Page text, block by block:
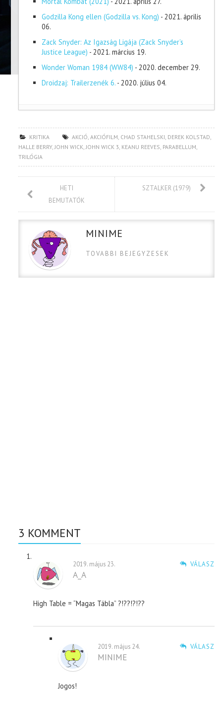
Godzilla Kong ellen (Godzilla vs. Kong) - 2021. április
06.
Zack Snyder: Az Igazság Ligája (Zack Snyder’s
Justice League) - 2021. március 19.
Wonder Woman 1984 (WW84) - 2020. december 29.
Droidzaj: Trailerzenék 6. - 2020. július 04.
KRITIKA AKCIÓ ,AKCIÓFILM CHAD STAHELSKI DEREK KOLSTAD
HALLE BERRY, JOHN WICK JOHN WICK 3 KEANU REEVES PARABELLUM
TRILÓGIA
HETI
BEMUTATÓK
SZTALKER (1979)
MINIME
TOVABBI BEJEGYZESEK
3 KOMMENT
VÁLASZ
2019. május 23.
A_A
High Table = “Magas Tábla” ?!??!?!??
VÁLASZ
2019. május 24.
MINIME
Jogos!